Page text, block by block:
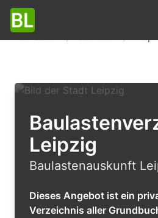
Leipzig
Baulastenauskunft
Dieses Angebot ist ein
Verzeichnis aller